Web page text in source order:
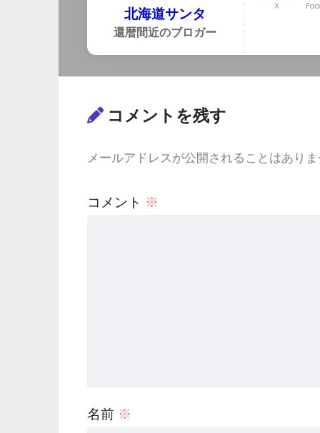
北海道サンタ
還暦間近のブロガー
X
コメントを残す
メールアドレスが公開されることはあり
コメント ※
名前 ※